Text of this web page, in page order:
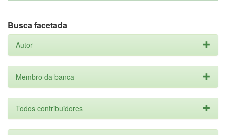
Busca facetada
Autor
Membro da banca
Todos contribuidores